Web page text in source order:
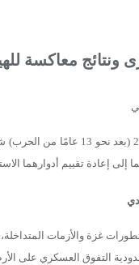
ونتائج معاكسة
سقوط النظام السوري في
إعادة تقييم أدوارهما
غزة والأزمات
التفوق العسكري على